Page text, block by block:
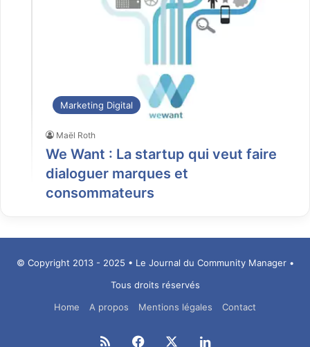
Marketing Digital
Maël Roth
We Want : La startup qui veut faire
dialoguer marques et
consommateurs
© Copyright 2013 - 2025 • Le Journal du Community Manager •
Tous droits réservés
Home
A propos Mentions légales Contact
RSS Facebook Linkedin